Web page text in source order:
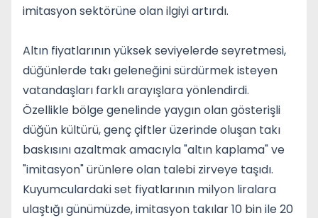
imitasyon sektörüne olan ilgiyi artırdı.
Altın fiyatlarının yüksek seviyelerde seyretmesi,
düğünlerde takı geleneğini sürdürmek isteyen
vatandaşları farklı arayışlara yönlendirdi.
Özellikle bölge genelinde yaygın olan gösterişli
düğün kültürü, genç çiftler üzerinde oluşan takı
baskısını azaltmak amacıyla "altın kaplama" ve
"imitasyon" ürünlere olan talebi zirveye taşıdı.
Kuyumculardaki set fiyatlarının milyon liralara
ulaştığı günümüzde, imitasyon takılar 10 bin ile 20